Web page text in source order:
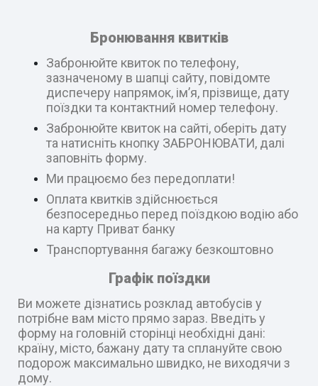
Бронювання квитків
Забронюйте квиток по телефону,
зазначеному в шапці сайту, повідомте
диспечеру напрямок, ім’я, прізвище, дату
поїздки та контактний номер телефону.
Забронюйте квиток на сайті, оберіть дату
та натисніть кнопку ЗАБРОНЮВАТИ, далі
заповніть форму.
Ми працюємо без передоплати!
Оплата квитків здійснюється
безпосередньо перед поїздкою водію або
на карту Приват банку
Транспортування багажу безкоштовно
Графік поїздки
Ви можете дізнатись розклад автобусів у
потрібне вам місто прямо зараз. Введіть у
форму на головній сторінці необхідні дані:
країну, місто, бажану дату та сплануйте свою
подорож максимально швидко, не виходячи з
дому.